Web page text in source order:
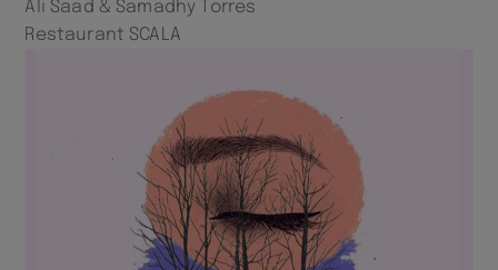
Ali Saad & Samadhy Torres
Restaurant SCALA